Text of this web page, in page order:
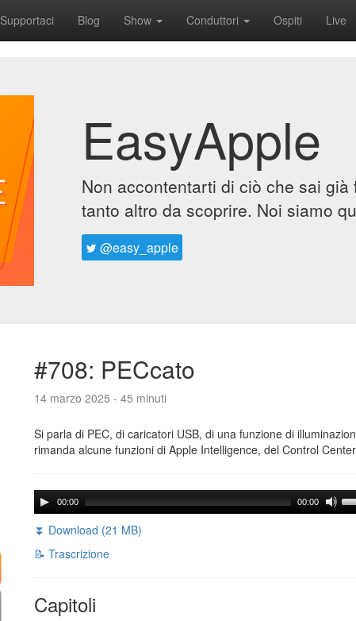
Supportaci Blog Show Conduttori Ospiti Live
EasyApple
Non accontentarti di ciò che sai
tanto altro da scoprire. Noi siamo
@easy_apple
#708: PECcato
14 marzo 2025 - 45 minuti
Si parla di PEC, di caricatori USB, di una funzione di
rimanda alcune funzioni di Apple Intelligence, del Control
00:00 00:00
⏬ Download (21 MB)
📝 Trascrizione
Capitoli